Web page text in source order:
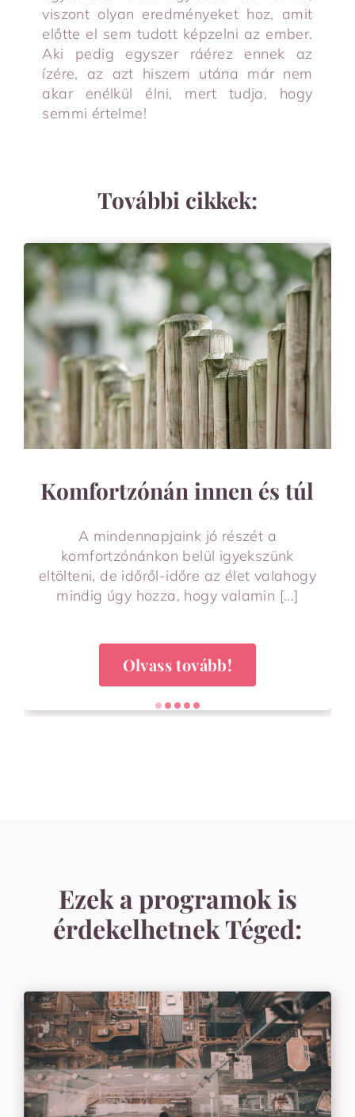
viszont olyan eredményeket hoz, amit
előtte el sem tudott képzelni az ember.
Aki pedig egyszer ráérez ennek az
ízére, az azt hiszem utána már nem
akar enélkül élni, mert tudja, hogy
semmi értelme!
További cikkek:
Komfortzónán innen és túl
A mindennapjaink jó részét a
komfortzónánkon belül igyekszünk
eltölteni, de időről-időre az élet valahogy
mindig úgy hozza, hogy valamin [...]
Olvass tovább!
Ezek a programok is
érdekelhetnek Téged: